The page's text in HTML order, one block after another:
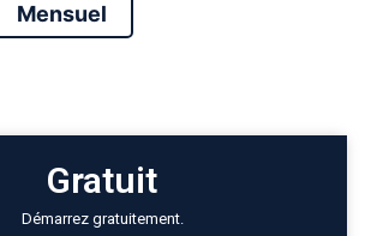
Mensuel
Gratuit
Démarrez gratuitement.